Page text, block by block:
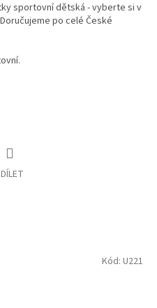
sportovní dětská - vyberte si v
po celé České
Kód: U221